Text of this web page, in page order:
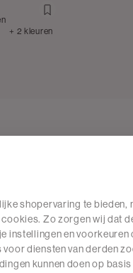
+ 2 kleuren
shopervaring te bieden,
Zo zorgen wij dat
instellingen en voorkeuren
diensten van derden
kunnen doen op basis